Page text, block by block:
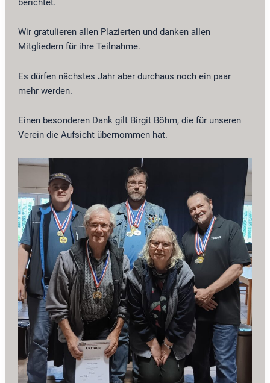
berichtet.
Wir gratulieren allen Plazierten und danken allen
Mitgliedern für ihre Teilnahme.
Es dürfen nächstes Jahr aber durchaus noch ein paar
mehr werden.
Einen besonderen Dank gilt Birgit Böhm, die für unseren
Verein die Aufsicht übernommen hat.